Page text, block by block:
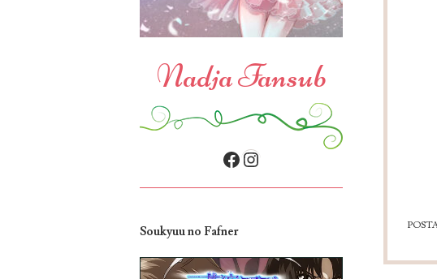
Nadja Fansub
Facebook
Instagram
Soukyuu no Fafner